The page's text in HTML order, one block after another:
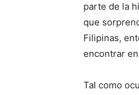
parte de la
que
Filipinas,
encontrar
Tal como